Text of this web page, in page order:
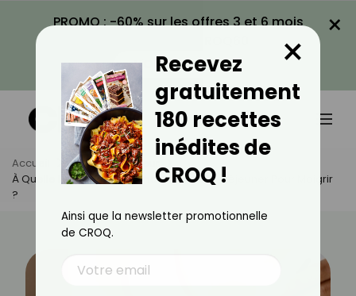
PROMO : -60% sur les offres 3 et 6 mois
VOIR LA PROMO
×
Accueil Actus
Minceur
À Quelle Heure Faut-Il Prendre Son Petit-Déjeuner Pour Maigrir
?
Recevez
gratuitement
180 recettes
inédites de
CROQ !
×
Ainsi que la newsletter promotionnelle
de CROQ.